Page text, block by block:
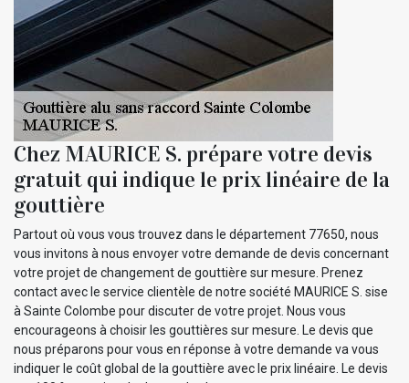
Chez MAURICE S. prépare votre devis
gratuit qui indique le prix linéaire de la
gouttière
Partout où vous vous trouvez dans le département 77650, nous
vous invitons à nous envoyer votre demande de devis concernant
votre projet de changement de gouttière sur mesure. Prenez
contact avec le service clientèle de notre société MAURICE S. sise
à Sainte Colombe pour discuter de votre projet. Nous vous
encourageons à choisir les gouttières sur mesure. Le devis que
nous préparons pour vous en réponse à votre demande va vous
indiquer le coût global de la gouttière avec le prix linéaire. Le devis